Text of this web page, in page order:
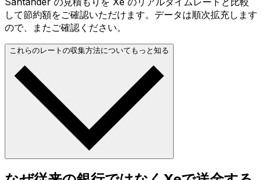
して節約額をご確認いただけます。データは順次拡充します
ので、またご確認ください。
これらのレートの収集方法についてもっと知る